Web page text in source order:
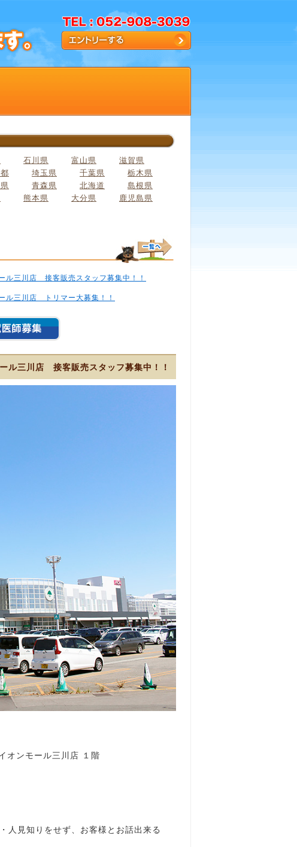
石川県 富山県
滋賀県
埼玉県 千葉県
栃木県
青森県 北海道
島根県
熊本県 大分県
鹿児島県
ル三川店 接客販売スタッフ募集中！！
ル三川店 トリマー大募集！！
ル三川店 接客販売スタッフ募集中！！
オンモール三川店 １階
人見知りをせず、お客様とお話出来る